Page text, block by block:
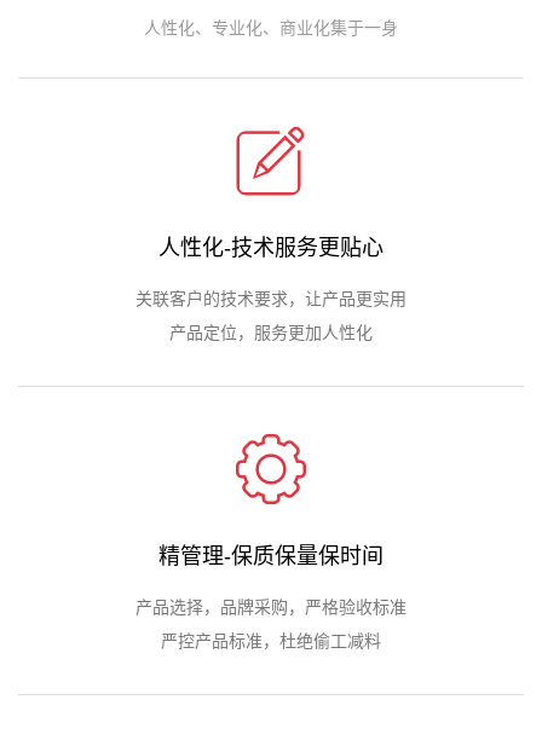
人性化、专业化、商业化集于一身
人性化-技术服务更贴心
关联客户的技术要求，让产品更实用
产品定位，服务更加人性化
精管理-保质保量保时间
产品选择，品牌采购，严格验收标准
严控产品标准，杜绝偷工减料